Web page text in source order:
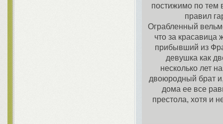
постижимо по тем
правил
Ограбленный
что за красавица
прибывший из
девушка как
несколько лет
двоюродный брат
дома ее все
престола, хотя и